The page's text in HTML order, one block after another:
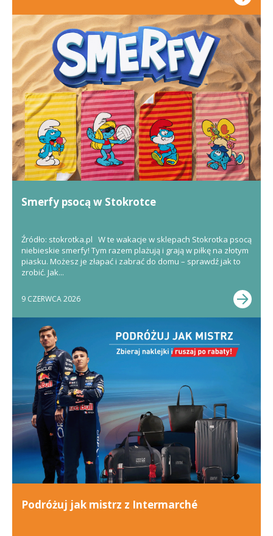
Smerfy psocą w Stokrotce
Źródło: stokrotka.pl W te wakacje w sklepach Stokrotka psocą
niebieskie smerfy! Tym razem plażują i grają w piłkę na złotym
piasku. Możesz je złapać i zabrać do domu – sprawdź jak to
zrobić. Jak...
9 CZERWCA 2026
Podróżuj jak mistrz z Intermarché